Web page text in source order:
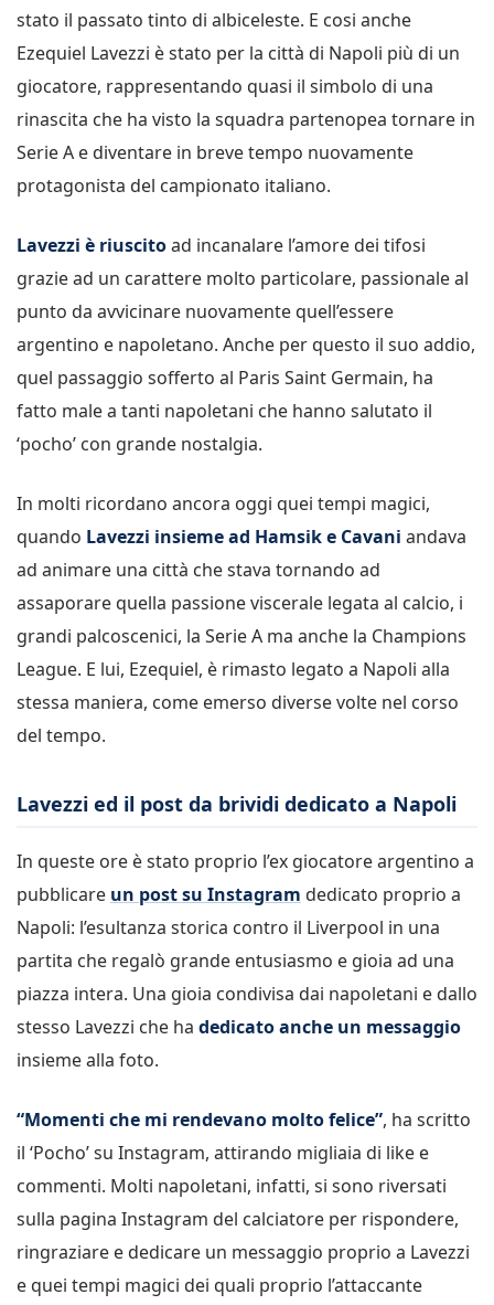
stato il passato tinto di albiceleste. E cosi anche
Ezequiel Lavezzi è stato per la città di Napoli più di un
giocatore, rappresentando quasi il simbolo di una
rinascita che ha visto la squadra partenopea tornare in
Serie A e diventare in breve tempo nuovamente
protagonista del campionato italiano.
Lavezzi è riuscitoad incanalare l’amore dei tifosi
grazie ad un carattere molto particolare, passionale al
punto da avvicinare nuovamente quell’essere
argentino e napoletano. Anche per questo il suo addio,
quel passaggio sofferto al Paris Saint Germain, ha
fatto male a tanti napoletani che hanno salutato il
‘pocho’ con grande nostalgia.
In molti ricordano ancora oggi quei tempi magici,
quando Lavezzi insieme ad Hamsik e Cavani andava
ad animare una città che stava tornando ad
assaporare quella passione viscerale legata al calcio, i
grandi palcoscenici, la Serie A ma anche la Champions
League. E lui, Ezequiel, è rimasto legato a Napoli alla
stessa maniera, come emerso diverse volte nel corso
del tempo.
Lavezzi ed il post da brividi dedicato a Napoli
In queste ore è stato proprio l’ex giocatore argentino a
pubblicare un post su Instagram dedicato proprio a
Napoli: l’esultanza storica contro il Liverpool in una
partita che regalò grande entusiasmo e gioia ad una
piazza intera. Una gioia condivisa dai napoletani e dallo
stesso Lavezzi che ha dedicato anche un messaggio
insieme alla foto.
“Momenti che mi rendevano molto felice”, ha scritto
il ‘Pocho’ su Instagram, attirando migliaia di like e
commenti. Molti napoletani, infatti, si sono riversati
sulla pagina Instagram del calciatore per rispondere,
ringraziare e dedicare un messaggio proprio a Lavezzi
e quei tempi magici dei quali proprio l’attaccante